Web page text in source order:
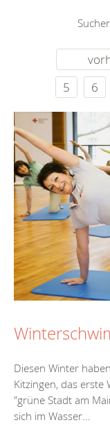
5
6
Diesen Winter
Kitzingen, das
"grüne Stadt am
sich im Wasser...